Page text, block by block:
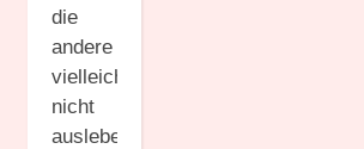
die
andere
vielleicht
nicht
ausleben.